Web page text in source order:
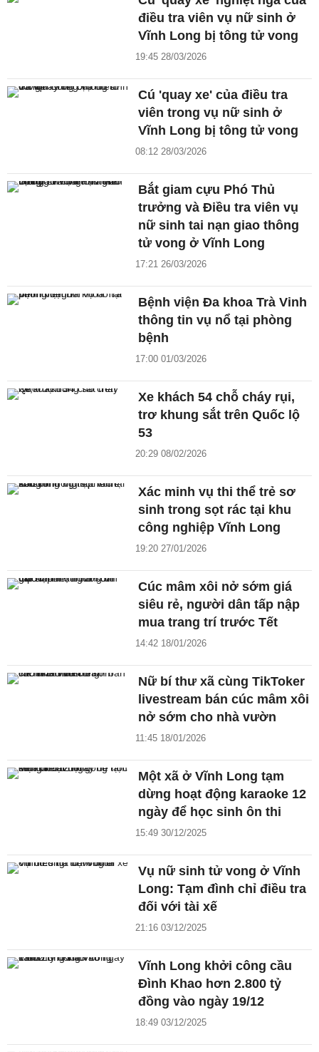
điều tra viên vụ nữ sinh ở
Vĩnh Long bị tông tử vong
19:45 28/03/2026
Cú 'quay xe' của điều tra
viên trong vụ nữ sinh ở
Vĩnh Long bị tông tử vong
08:12 28/03/2026
Bắt giam cựu Phó Thủ
trưởng và Điều tra viên vụ
nữ sinh tai nạn giao thông
tử vong ở Vĩnh Long
17:21 26/03/2026
Bệnh viện Đa khoa Trà Vinh
thông tin vụ nổ tại phòng
bệnh
17:00 01/03/2026
Xe khách 54 chỗ cháy rụi,
trơ khung sắt trên Quốc lộ
53
20:29 08/02/2026
Xác minh vụ thi thể trẻ sơ
sinh trong sọt rác tại khu
công nghiệp Vĩnh Long
19:20 27/01/2026
Cúc mâm xôi nở sớm giá
siêu rẻ, người dân tấp nập
mua trang trí trước Tết
14:42 18/01/2026
Nữ bí thư xã cùng TikToker
livestream bán cúc mâm xôi
nở sớm cho nhà vườn
11:45 18/01/2026
Một xã ở Vĩnh Long tạm
dừng hoạt động karaoke 12
ngày để học sinh ôn thi
15:49 30/12/2025
Vụ nữ sinh tử vong ở Vĩnh
Long: Tạm đình chỉ điều tra
đối với tài xế
21:16 03/12/2025
Vĩnh Long khởi công cầu
Đình Khao hơn 2.800 tỷ
đồng vào ngày 19/12
18:49 03/12/2025